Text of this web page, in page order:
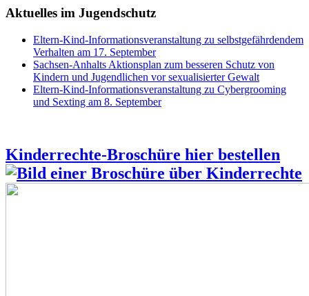
Aktuelles im Jugendschutz
Eltern-Kind-Informationsveranstaltung zu selbstgefährdendem
Verhalten am 17. September
Sachsen-Anhalts Aktionsplan zum besseren Schutz von
Kindern und Jugendlichen vor sexualisierter Gewalt
Eltern-Kind-Informationsveranstaltung zu Cybergrooming
und Sexting am 8. September
Kinderrechte-Broschüre hier bestellen